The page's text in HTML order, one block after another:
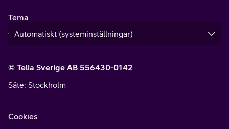
Tema
© Telia Sverige AB 556430-0142
Säte: Stockholm
Cookies